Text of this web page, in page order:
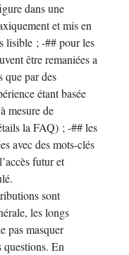
dans une
et mis en
lisible ; -## pour les
être remaniées a
que par des
étant basée
mesure de
la FAQ) ; -## les
avec des mots-clés
futur et
sont
les longs
pas masquer
questions. En